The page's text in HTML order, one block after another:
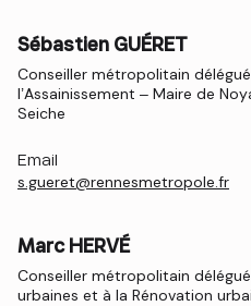
Sébastien GUÉRET
Conseiller métropolitain
l’Assainissement – Maire de
Seiche
Email
s.gueret@rennesmetropole.fr
Marc HERVÉ
Conseiller métropolitain
urbaines et à la Rénovation